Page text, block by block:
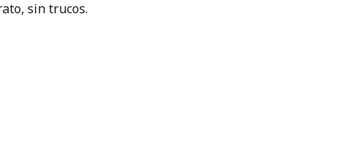
sin trucos.